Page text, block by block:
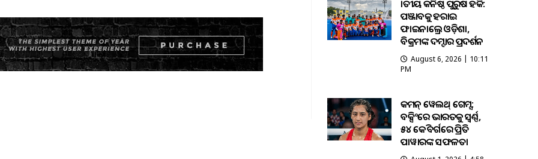
ଜାତୀୟ କନିଷ୍ଠ ପୁରୁଷ ହକି:
ପଞ୍ଜାବକୁ ହରାଇ
ଫାଇନାଲ୍ରେ ଓଡ଼ିଶା,
ବିକ୍ରମଙ୍କ ଦମ୍ଦାର ପ୍ରଦର୍ଶନ
August 6, 2026 | 10:11
PM
କମନ୍ ୱେଲଥ୍ ଗେମ୍ସ:
ବକ୍ସିଂରେ ଭାରତକୁ ସ୍ବର୍ଣ୍ଣ,
୫୪ କେଜି ବର୍ଗରେ ପ୍ରିତି
ପାୱାରଙ୍କ ସଫଳତା